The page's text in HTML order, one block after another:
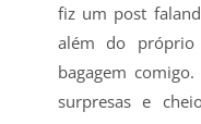
fiz um post
além do próprio
bagagem
surpresas e